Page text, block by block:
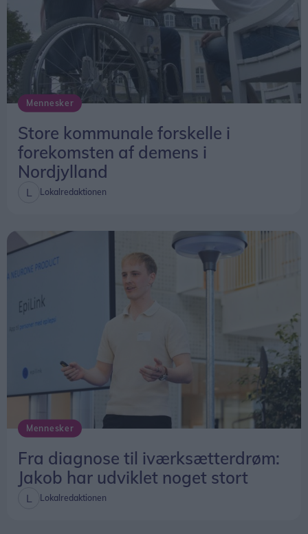
Mennesker
Store kommunale forskelle i
forekomsten af demens i
Nordjylland
Lokalredaktionen
Mennesker
Fra diagnose til iværksætterdrøm:
Jakob har udviklet noget stort
Lokalredaktionen